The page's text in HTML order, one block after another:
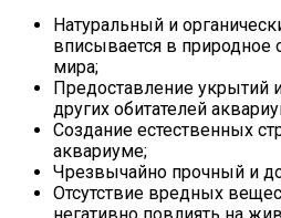
Натуральный и
вписывается в природное
мира;
Предоставление
других обитателей
Создание естественных
аквариуме;
Чрезвычайно прочный и
Отсутствие вредных
негативно повлиять на